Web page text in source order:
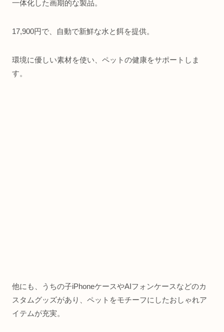
一体化した画期的な製品。
17,900円で、自動で新鮮な水と餌を提供。
環境に優しい素材を使い、ペットの健康をサポートしま
す。
他にも、うちの子iPhoneケースやAIフォンケースなどのカ
スタムグッズがあり、ペットをモチーフにしたおしゃれア
イテムが充実。